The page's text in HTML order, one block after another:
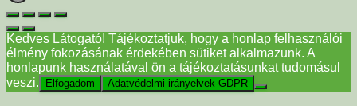
Kedves Látogató! Tájékoztatjuk, hogy a honlap felhasználói
élmény fokozásának érdekében sütiket alkalmazunk. A
honlapunk használatával ön a tájékoztatásunkat tudomásul
veszi.
Elfogadom Adatvédelmi irányelvek-GDPR